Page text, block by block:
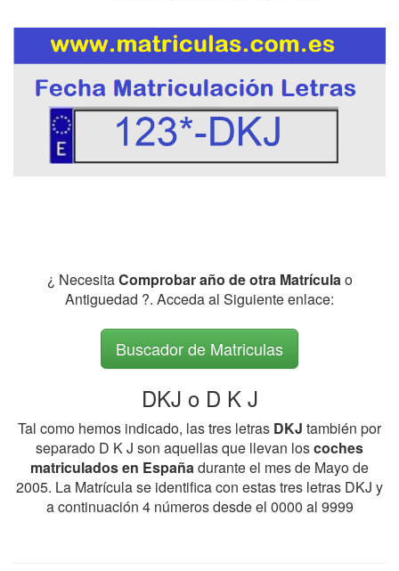
¿ NecesitaComprobar año de otra Matrículao
Antiguedad ?. Acceda al Siguiente enlace:
Buscador de Matriculas
DKJ o D K J
Tal como hemos indicado, las tres letras DKJ también por
separado D K J son aquellas que llevan loscoches
matriculados en Españadurante el mes de Mayo de
2005. La Matrícula se identifica con estas tres letras DKJ y
a continuación 4 números desde el 0000 al 9999